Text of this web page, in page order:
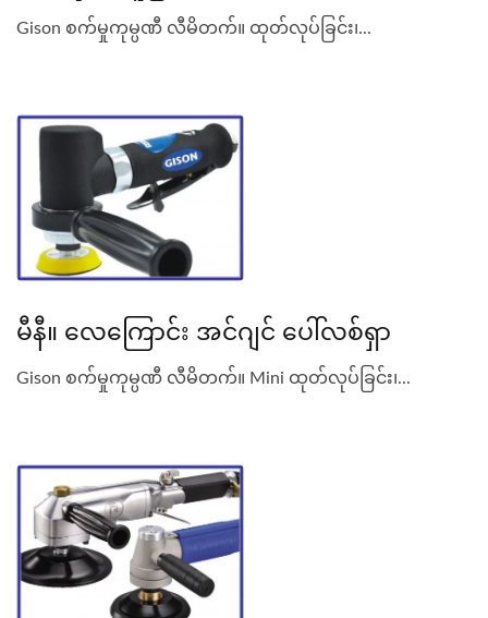
Gison စက်မှုကုမ္ပဏီ လီမိတက်။ ထုတ်လုပ်ခြင်း၊...
မီနီ။ လေကြောင်း အင်ဂျင် ပေါ်လစ်ရှာ
Gison စက်မှုကုမ္ပဏီ လီမိတက်။ Mini ထုတ်လုပ်ခြင်း၊...